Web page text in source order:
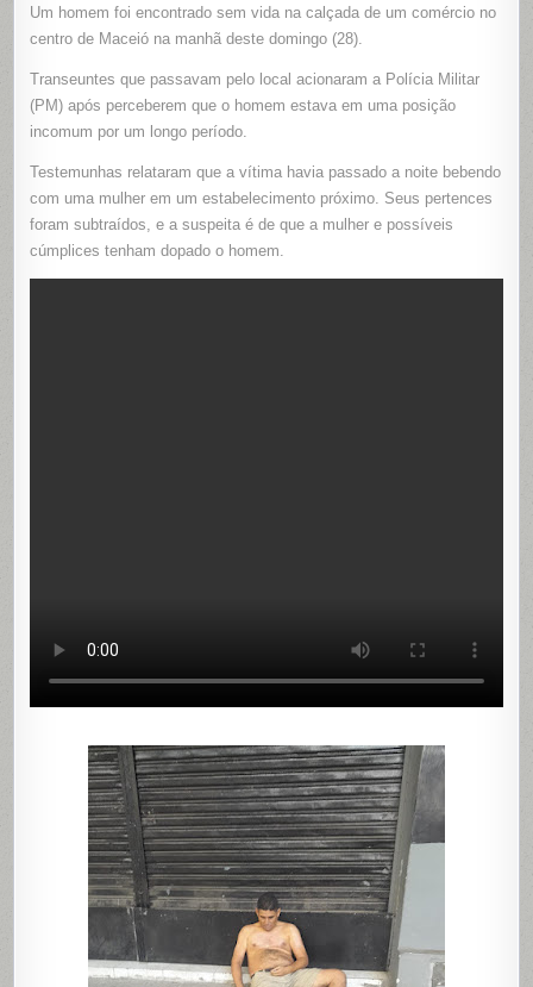
Um homem foi encontrado sem vida na calçada de um comércio no
centro de Maceió na manhã deste domingo (28).
Transeuntes que passavam pelo local acionaram a Polícia Militar
(PM) após perceberem que o homem estava em uma posição
incomum por um longo período.
Testemunhas relataram que a vítima havia passado a noite bebendo
com uma mulher em um estabelecimento próximo. Seus pertences
foram subtraídos, e a suspeita é de que a mulher e possíveis
cúmplices tenham dopado o homem.